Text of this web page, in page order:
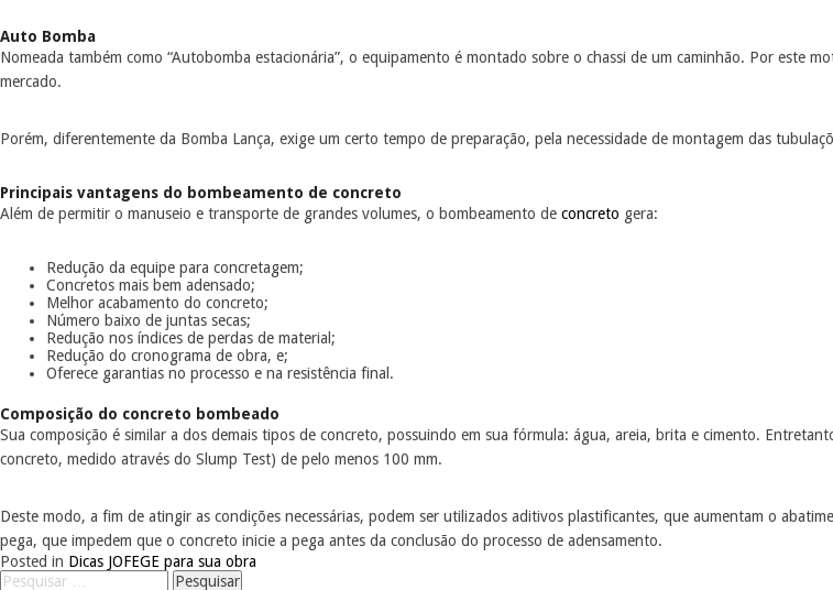
Auto Bomba
Nomeada também como “Autobomba estacionária”, o equipamento é montado sobre o chassi de um caminhão. Por este
mercado.
Porém, diferentemente da Bomba Lança, exige um certo tempo de preparação, pela necessidade de montagem das
Principais vantagens do bombeamento de concreto
Além de permitir o manuseio e transporte de grandes volumes, o bombeamento de concreto gera:
Redução da equipe para concretagem;
Concretos mais bem adensado;
Melhor acabamento do concreto;
Número baixo de juntas secas;
Redução nos índices de perdas de material;
Redução do cronograma de obra, e;
Oferece garantias no processo e na resistência final.
Composição do concreto bombeado
Sua composição é similar a dos demais tipos de concreto, possuindo em sua fórmula: água, areia, brita e cimento.
concreto, medido através do Slump Test) de pelo menos 100 mm.
Deste modo, a fim de atingir as condições necessárias, podem ser utilizados aditivos plastificantes, que aumentam o
pega, que impedem que o concreto inicie a pega antes da conclusão do processo de adensamento.
Posted in Dicas JOFEGE para sua obra